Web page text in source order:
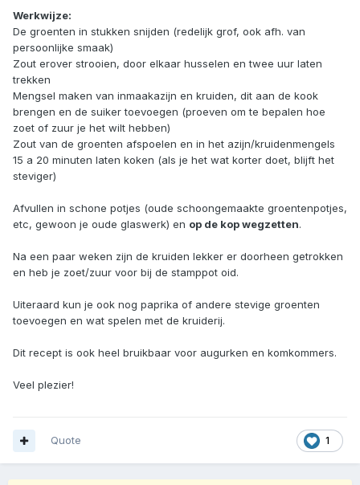
Werkwijze:
De groenten in stukken snijden (redelijk grof, ook afh. van
persoonlijke smaak)
Zout erover strooien, door elkaar husselen en twee uur laten
trekken
Mengsel maken van inmaakazijn en kruiden, dit aan de kook
brengen en de suiker toevoegen (proeven om te bepalen hoe
zoet of zuur je het wilt hebben)
Zout van de groenten afspoelen en in het azijn/kruidenmengels
15 a 20 minuten laten koken (als je het wat korter doet, blijft het
steviger)
Afvullen in schone potjes (oude schoongemaakte groentenpotjes,
etc, gewoon je oude glaswerk) en op de kop wegzetten.
Na een paar weken zijn de kruiden lekker er doorheen getrokken
en heb je zoet/zuur voor bij de stamppot oid.
Uiteraard kun je ook nog paprika of andere stevige groenten
toevoegen en wat spelen met de kruiderij.
Dit recept is ook heel bruikbaar voor augurken en komkommers.
Veel plezier!
1
Quote